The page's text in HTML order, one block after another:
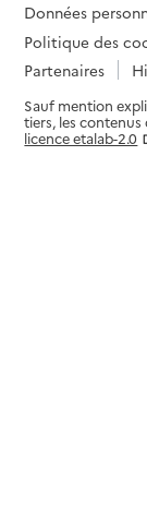
Données
Politique des
Partenaires
Sauf mention
tiers, les contenus
licence etalab-2.0